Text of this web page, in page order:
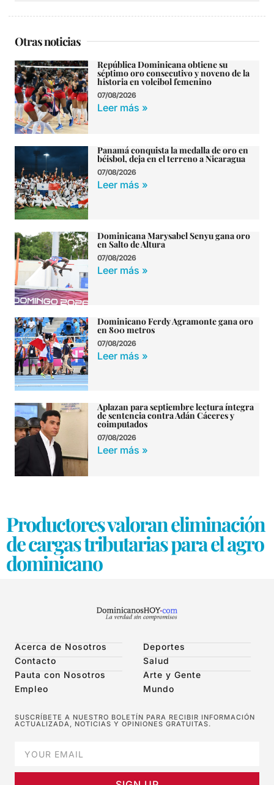
Otras noticias
República Dominicana obtiene su
séptimo oro consecutivo y noveno de la
historia en voleibol femenino
07/08/2026
Leer más »
Panamá conquista la medalla de oro en
béisbol, deja en el terreno a Nicaragua
07/08/2026
Leer más »
Dominicana Marysabel Senyu gana oro
en Salto de Altura
07/08/2026
Leer más »
Dominicano Ferdy Agramonte gana oro
en 800 metros
07/08/2026
Leer más »
Aplazan para septiembre lectura íntegra
de sentencia contra Adán Cáceres y
coimputados
07/08/2026
Leer más »
Productores valoran eliminación
de cargas tributarias para el agro
dominicano
Acerca de Nosotros
Contacto
Pauta con Nosotros
Empleo
Deportes
Salud
Arte y Gente
Mundo
SUSCRÍBETE A NUESTRO BOLETÍN PARA RECIBIR INFORMACIÓN
ACTUALIZADA, NOTICIAS Y OPINIONES GRATUITAS.